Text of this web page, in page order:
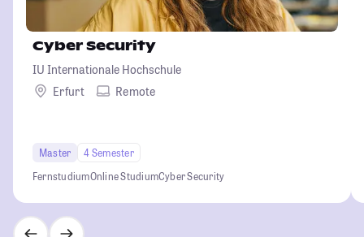
Cyber Security
IU Internationale Hochschule
Erfurt
Remote
Master
4 Semester
FernstudiumOnline StudiumCyber Security